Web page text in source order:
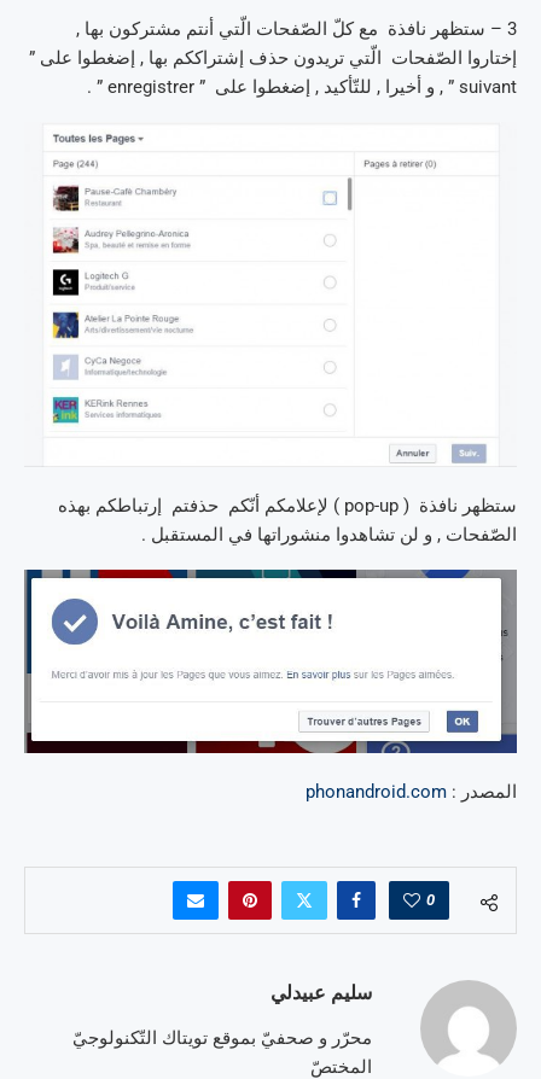
3 – ستظهر نافذة مع كلّ الصّفحات الّتي أنتم مشتركون بها ,
إختاروا الصّفحات الّتي تريدون حذف إشتراككم بها , إضغطوا على ”
suivant ” , و أخيرا , للتّأكيد , إضغطوا على ” enregistrer ” .
ستظهر نافذة ( pop-up ) لإعلامكم أنّكم حذفتم إرتباطكم بهذه
الصّفحات , و لن تشاهدوا منشوراتها في المستقبل .
المصدر : phonandroid.com
0
سليم عبيدلي
محرّر و صحفيّ بموقع تويتاك التّكنولوجيّ
المختصّ